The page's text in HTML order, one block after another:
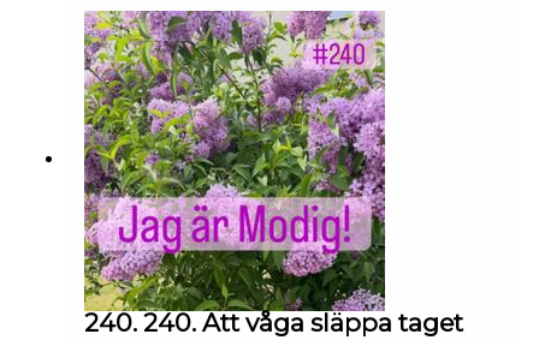
instagram.com/jagarmodig/
240. 240. Att våga släppa taget